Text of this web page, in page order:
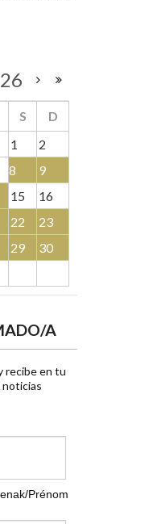
S
D
1
2
8
9
15
16
22
23
29
30
A
recibe en tu
noticias
Prénom